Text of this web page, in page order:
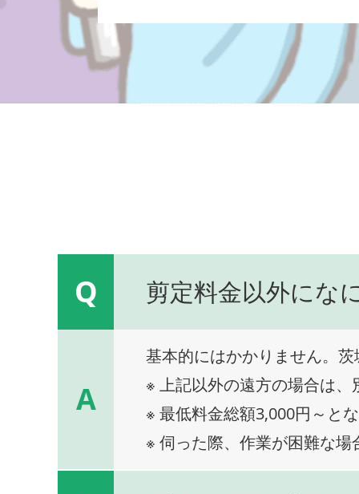
Q 剪定料金以外にな
A
基本的にはかかりません。茨
※ 上記以外の遠方の場合は、
※ 最低料金総額3,000円～とな
※ 伺った際、作業が困難な場